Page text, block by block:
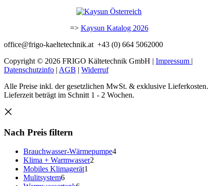
=> Kaysun Katalog 2026
office@frigo-kaeltetechnik.at +43 (0) 664 5062000
Copyright © 2026 FRIGO Kältetechnik GmbH | Impressum |
Datenschutzinfo | AGB | Widerruf
Alle Preise inkl. der gesetzlichen MwSt. & exklusive Lieferkosten.
Lieferzeit beträgt im Schnitt 1 - 2 Wochen.
Nach Preis filtern
Brauchwasser-Wärmepumpe44
Klima + Warmwasser2
Mobiles Klimagerät1
Mulitsystem66